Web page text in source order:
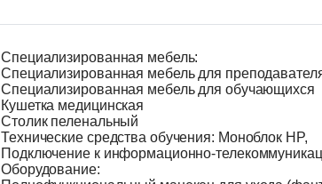
Специализированная мебель:
Специализированная мебель для
Специализированная мебель для обучающихся
Кушетка медицинская
Столик пеленальный
Технические средства обучения: Моноблок HP,
Подключение к информационно-
Оборудование: